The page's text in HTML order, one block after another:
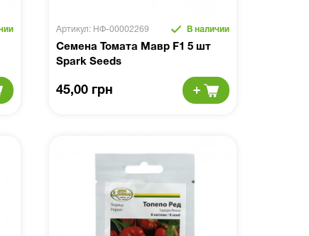
Артикул: НФ-00002269 В наличии
Семена Томата Мавр F1 5 шт
Spark Seeds
45,00 грн